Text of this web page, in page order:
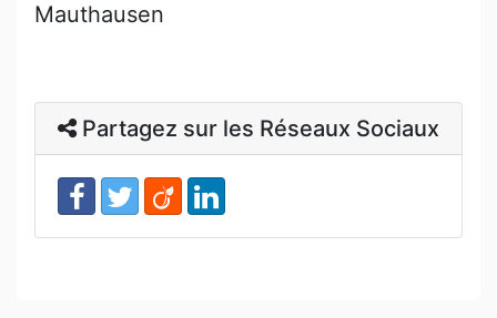
Mauthausen
Partagez sur les Réseaux Sociaux